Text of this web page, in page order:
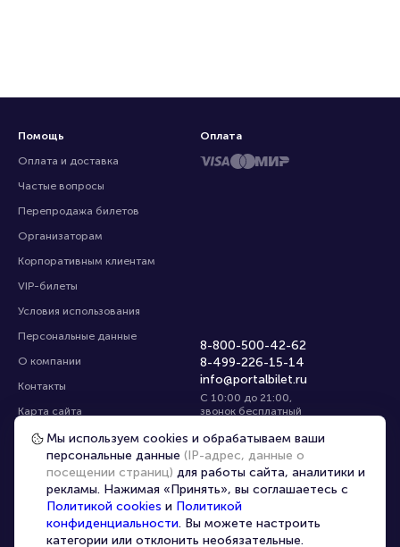
Помощь
Оплата и доставка
Частые вопросы
Перепродажа билетов
Организаторам
Корпоративным клиентам
VIP-билеты
Условия использования
Персональные данные
О компании
Контакты
Карта сайта
Управление cookies
8-800-500-42-62
8-499-226-15-14
info@portalbilet.ru
С 10:00 до 21:00,
звонок бесплатный
Все площадки
Оплата
Главная | Ростов-на-Дону
Мы используем cookies и обрабатываем ваши
персональные данные (IP-адрес, данные о
посещении страниц) для работы сайта, аналитики и
рекламы. Нажимая «Принять», вы соглашаетесь с
Политикой cookies и Политикой
конфиденциальности. Вы можете настроить
категории или отклонить необязательные.